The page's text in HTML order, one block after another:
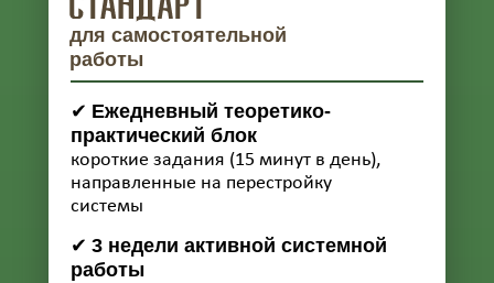
для самостоятельной
работы
✔ Ежедневный теоретико-
практический блок
короткие задания (15 минут в день),
направленные на перестройку
системы
✔ 3 недели активной системной
работы